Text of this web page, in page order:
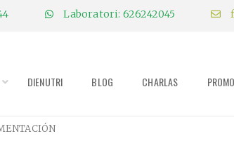
Laboratori: 626242045
DIENUTRI BLOG CHARLAS